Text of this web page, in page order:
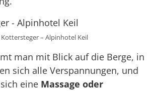
Kottersteger – Alpinhotel Keil
man mit Blick auf die Berge, in
sich alle Verspannungen, und
eine Massage oder